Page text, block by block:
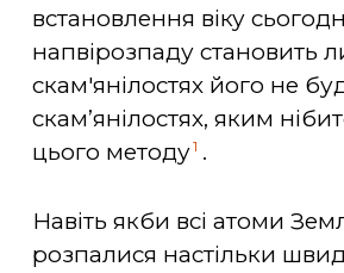
встановлення віку
напвірозпаду становить
скам'янілостях його не
скам’янілостях, яким
цього методу1 .
Навіть якби всі атоми
розпалися настільки